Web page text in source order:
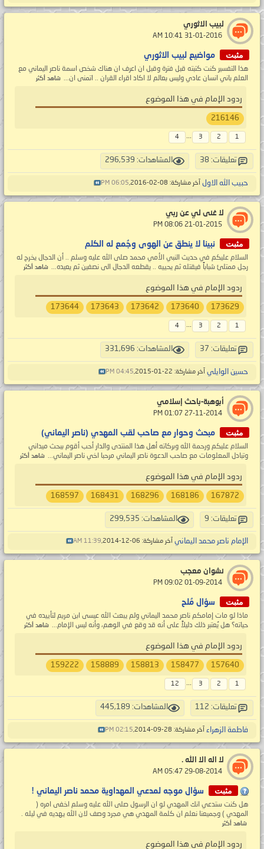
لبيب الاثوري
مثبت مواضيع لبيب الاثوري
هذا التفسير كنت كتبته قبل فترة وقبل ان اعرف ان هناك شخص اسمة ناصر اليماني مع
العلم باني انسان عادي وليس بعالم لا اكاد اقراء القران .. اتمنى ان... شاهد أكثر
ردود الإمام في هذا الموضوع
216146
1
2
3
...
4
تعليقات: 38 المشاهدات: 296,539
حبيب الله الاول آخر مشاركة: 08-02-2016, 06:05 PM
لا غنى لي عن ربي
مثبت نبينا لا ينطق عن الهوى وجُمع له الكلم
السلام عليكم في حديث النبي الأمي محمد صلى الله عليه وسلم .. أن الدجال يخرج له
رجل ممتلئ شباباً فيقتله ثم يحييه .. يقطعه الدجال الى نصفين ثم يعيده... شاهد أكثر
ردود الإمام في هذا الموضوع
173629
173640
173642
173643
173644
1
2
3
...
4
تعليقات: 37 المشاهدات: 331,696
حسين الوايلي آخر مشاركة: 22-01-2015, 04:45 PM
أبوهبة-باحث إسلامي
مثبت مبحث وحوار مع صاحب لقب المهدي (ناصر اليماني)
السلام عليكم ورحمة الله وبركاته أهل هذا المنتدى والدار أحب أقوم ببحث ميداني
وتبادل المعلومات مع صاحب الدعوة ناصر اليماني مرحبا اخي ناصر اليماني... شاهد أكثر
ردود الإمام في هذا الموضوع
167872
168186
168296
168431
168597
تعليقات: 9 المشاهدات: 299,535
الإمام ناصر محمد اليماني آخر مشاركة: 06-12-2014, 11:39 AM
نشوان معجب
مثبت سؤال مُلح
ماذا لو مات إمامكم ناصر محمد اليماني ولم يبعث الله عيسى ابن مريم لتأييده في
حياته؟ هل يُعتبر ذلك دليلاً على أنه قد وقع في الوهم، وأنه ليس الإمام... شاهد أكثر
ردود الإمام في هذا الموضوع
157640
158477
158813
158889
159222
1
2
3
...
12
تعليقات: 112 المشاهدات: 445,189
فاطمة الزهراء آخر مشاركة: 28-09-2014, 02:15 PM
لا اله الا الله .
مثبت سؤال موجه لمدعي المهداوية محمد ناصر اليماني !
هل كنت ستدعي انك المهدي لو ان الرسول صلى الله عليه وسلم اخفى امره (
المهدي ) وجميعنا نعلم ان كلمة المهدي هي مجرد وصف لان الله يهديه في ليله .
شاهد أكثر
ردود الإمام في هذا الموضوع